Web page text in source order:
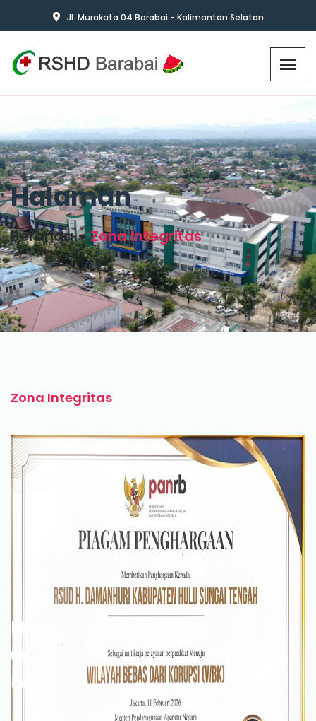
Jl. Murakata 04 Barabai - Kalimantan Selatan
Halaman
Beranda Zona Integritas
Zona Integritas